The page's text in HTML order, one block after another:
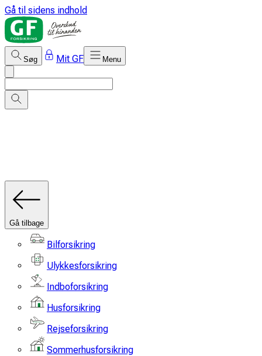
Gå til sidens indhold
Søg Mit GF Menu
Gå tilbage
Bilforsikring
Ulykkesforsikring
Indboforsikring
Husforsikring
Rejseforsikring
Sommerhusforsikring